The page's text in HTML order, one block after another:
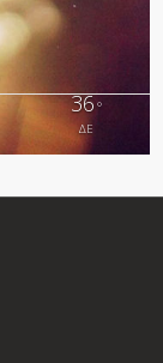
36°
ΔΕ